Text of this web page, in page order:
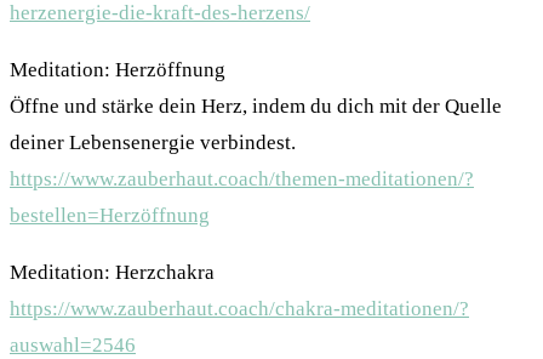
herzenergie-die-kraft-des-herzens/
Meditation: Herzöffnung
Öffne und stärke dein Herz, indem du dich mit der Quelle
deiner Lebensenergie verbindest.
https://www.zauberhaut.coach/themen-meditationen/?
bestellen=Herzöffnung
Meditation: Herzchakra
https://www.zauberhaut.coach/chakra-meditationen/?
auswahl=2546